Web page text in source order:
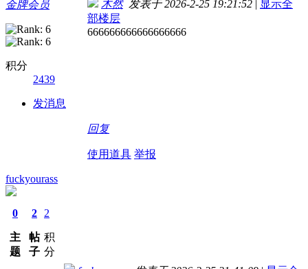
金牌会员
积分
2439
发消息
木然发表于 2026-2-25 19:21:52 | 显示全
部楼层
666666666666666666
回复
使用道具 举报
fuckyourass
0
主
题
2
帖
子
2
积
分